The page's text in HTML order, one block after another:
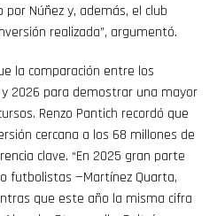
Núñez y, además, el club
realizada”, argumentó.
la comparación entre los
2026 para demostrar una mayor
Renzo Pantich recordó que
cercana a los 68 millones de
clave. “En 2025 gran parte
futbolistas —Martínez Quarta,
que este año la misma cifra